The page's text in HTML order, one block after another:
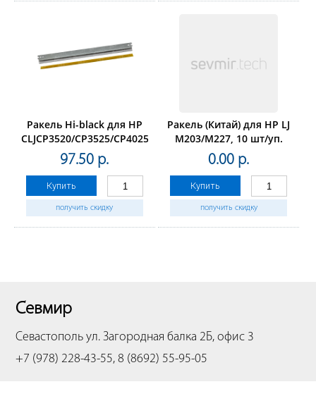
Ракель Hi-black для HP
CLJCP3520/CP3525/CP4025/4525/CP3530
(+mylar)
97.50 р.
Купить
получить скидку
Ракель (Китай) для HP LJ
M203/M227, 10 шт/уп.
0.00 р.
Купить
получить скидку
Севмир
Севастополь ул. Загородная балка 2Б, офис 3
+7 (978) 228-43-55, 8 (8692) 55-95-05